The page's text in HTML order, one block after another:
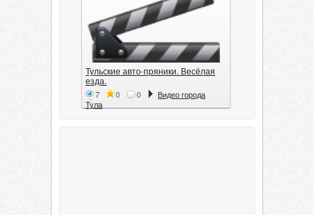
Тульские авто-пряники. Весёлая
езда.
7 0 0
Видео города
Тула